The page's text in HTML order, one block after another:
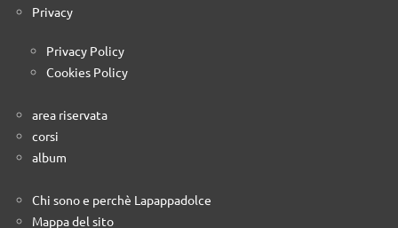
Privacy
Privacy Policy
Cookies Policy
area riservata
corsi
album
Chi sono e perchè Lapappadolce
Mappa del sito